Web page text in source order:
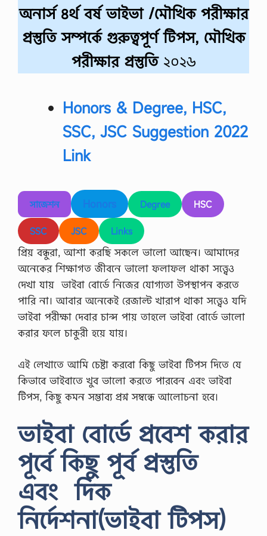
অনার্স ৪র্থ বর্ষ ভাইভা /মৌখিক পরীক্ষার
প্রস্তুতি সম্পর্কে গুরুত্বপূর্ণ টিপস, মৌখিক
পরীক্ষার প্রস্তুতি২০২৬
Honors & Degree, HSC,
SSC, JSC Suggestion 2022
Link
সাজেশন Honors Degree HSC
SSC JSC Links
প্রিয় বন্ধুরা, আশা করছি সকলে ভালো আছেন। আমাদের
অনেকের শিক্ষাগত জীবনে ভালো ফলাফল থাকা সত্ত্বেও
দেখা যায় ভাইবা বোর্ডে নিজের যোগ্যতা উপস্থাপন করতে
পারি না। আবার অনেকেই রেজাল্ট খারাপ থাকা সত্ত্বেও যদি
ভাইবা পরীক্ষা দেবার চান্স পায় তাহলে ভাইবা বোর্ডে ভালো
করার ফলে চাকুরী হয়ে যায়।
এই লেখাতে আমি চেষ্টা করবো কিছু ভাইবা টিপস দিতে যে
কিভাবে ভাইবাতে খুব ভালো করতে পারবেন এবং ভাইবা
টিপস, কিছু কমন সম্ভাব্য প্রশ্ন সম্বন্ধে আলোচনা হবে।
ভাইবা বোর্ডে প্রবেশ করার
পূর্বে কিছু পূর্ব প্রস্তুতি
এবং দিক
নির্দেশনা(ভাইবা টিপস)